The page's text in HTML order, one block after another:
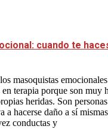
cuando te
masoquistas
en terapia porque son muy
heridas. Son
a hacerse daño a sí
conductas y